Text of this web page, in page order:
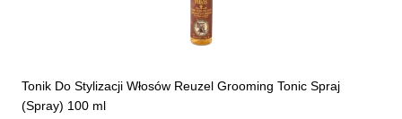
Tonik Do Stylizacji Włosów Reuzel Grooming Tonic Spraj
(Spray) 100 ml